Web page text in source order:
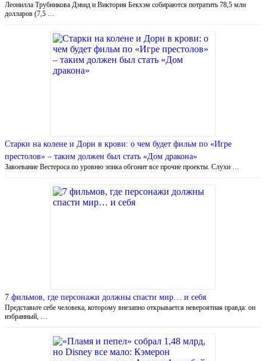
Леонилла Трубникова Дэвид и Виктория Бекхэм собираются потратить 78,5 млн
долларов (7,5 …
Старки на колене и Дорн в крови: о чем будет фильм по «Игре
престолов» – таким должен был стать «Дом дракона»
Завоевание Вестероса по уровню эпика обгонит все прочие проекты. Слухи …
7 фильмов, где персонажи должны спасти мир… и себя
Представьте себе человека, которому внезапно открывается невероятная правда: он
избранный, …